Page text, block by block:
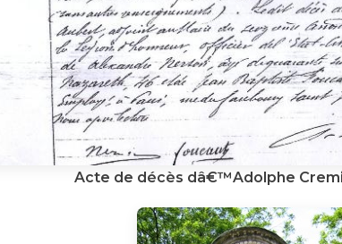
Acte de décès dâ€™Adolphe